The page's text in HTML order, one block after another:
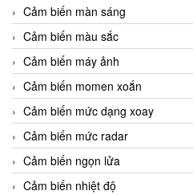
Cảm biến màn sáng
Cảm biến màu sắc
Cảm biến máy ảnh
Cảm biến momen xoắn
Cảm biến mức dạng xoay
Cảm biến mức radar
Cảm biến ngọn lửa
Cảm biến nhiệt độ